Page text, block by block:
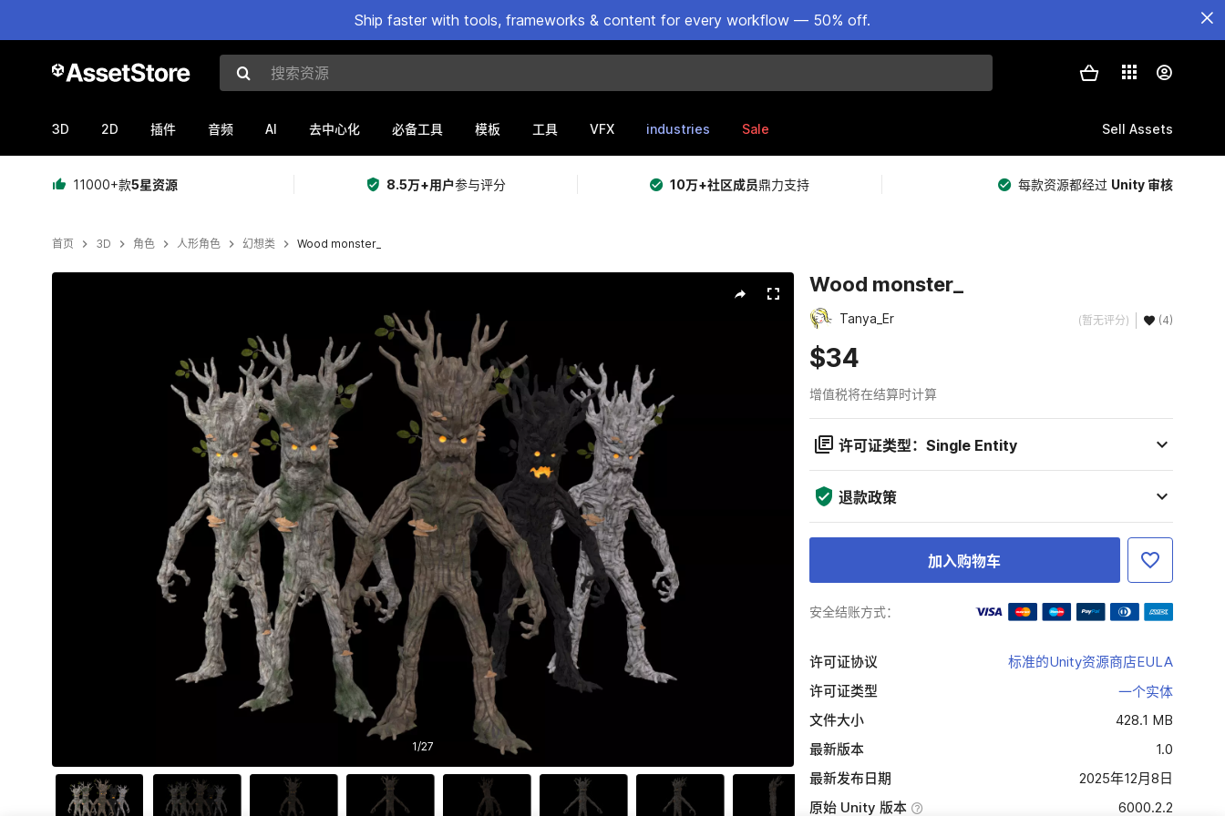
Ship faster with tools, frameworks & content for every workflow — 50% off.
搜索资源
3D 2D 插件 音频 AI 去中心化 必备工具 模板 工具 VFX industries Sale Sell Assets
11000+款5星资源 8.5万+用户参与评分 10万+社区成员鼎力支持 每款资源都经过 Unity 审核
首页 3D 角色 人形角色 幻想类 Wood monster_
1/27
Wood monster_
Tanya_Er (暂无评分) (4)
$34
增值税将在结算时计算
许可证类型：Single Entity
退款政策
加入购物车
安全结账方式：
许可证协议
标准的Unity资源商店EULA
许可证类型
一个实体
文件大小
428.1 MB
最新版本
1.0
最新发布日期
2025年12月8日
原始 Unity 版本
6000.2.2